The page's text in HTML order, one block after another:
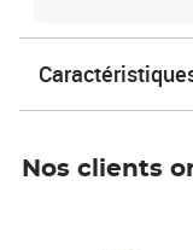
Nos clients